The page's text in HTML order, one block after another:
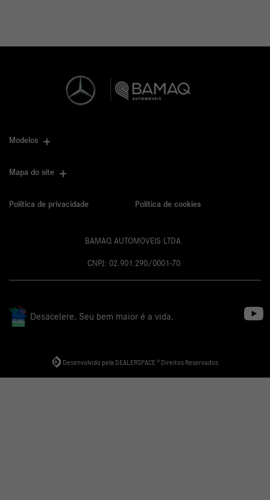
Modelos
Mapa do site
Política de privacidade Política de cookies
BAMAQ AUTOMOVEIS LTDA.
CNPJ: 02.901.290/0001-70
Desacelere. Seu bem maior é a vida.
Desenvolvido pela DEALERSPACE ® Direitos Reservados.